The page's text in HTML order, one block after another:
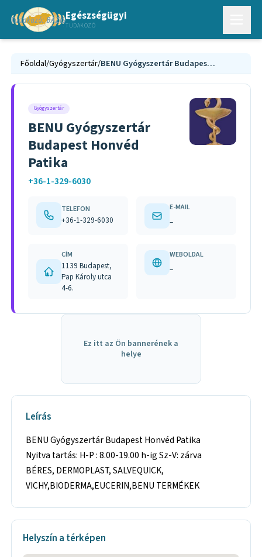
Egészségügyi
TUDAKOZÓ
Főoldal/Gyógyszertár/ BENU Gyógyszertár Budapest Honvéd Patika
Gyógyszertár
BENU Gyógyszertár
Budapest Honvéd
Patika
+36-1-329-6030
TELEFON
+36-1-329-6030
E-MAIL
–
CÍM
1139 Budapest,
Pap Károly utca
4-6.
WEBOLDAL
–
Ez itt az Ön bannerének a
helye
Leírás
BENU Gyógyszertár Budapest Honvéd Patika
Nyitva tartás: H-P : 8.00-19.00 h-ig Sz-V: zárva
BÉRES, DERMOPLAST, SALVEQUICK,
VICHY,BIODERMA,EUCERIN,BENU TERMÉKEK
Helyszín a térképen